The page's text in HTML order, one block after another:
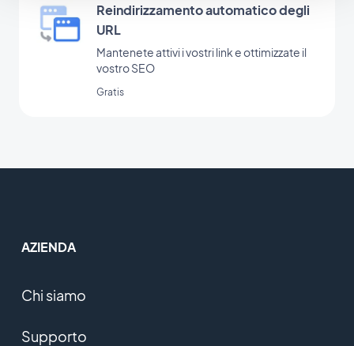
Reindirizzamento automatico degli
URL
Mantenete attivi i vostri link e ottimizzate il
vostro SEO
Gratis
AZIENDA
Chi siamo
Supporto